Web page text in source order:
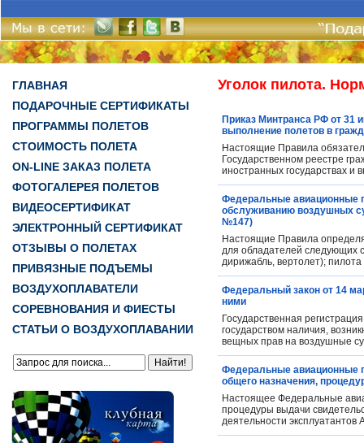
ГЛАВНАЯ
ПОДАРОЧНЫЕ СЕРТИФИКАТЫ
ПРОГРАММЫ ПОЛЕТОВ
СТОИМОСТЬ ПОЛЕТА
ON-LINE ЗАКАЗ ПОЛЕТА
ФОТОГАЛЕРЕЯ ПОЛЕТОВ
ВИДЕОСЕРТИФИКАТ
ЭЛЕКТРОННЫЙ СЕРТИФИКАТ
ОТЗЫВЫ О ПОЛЕТАХ
ПРИВЯЗНЫЕ ПОДЪЕМЫ
ВОЗДУХОПЛАВАТЕЛИ
СОРЕВНОВАНИЯ И ФИЕСТЫ
СТАТЬИ О ВОЗДУХОПЛАВАНИИ
Уголок пилота.
Приказ Минтранса РФ от 31
выполнение полетов в
Настоящие Правила
Государственном реестре
иностранных государствах и
Федеральные авиационные
обслуживанию воздушных
№147)
Настоящие Правила
для обладателей следующих
дирижабль, вертолет); пилота
Федеральный закон от 14
ними
Государственная
государством наличия,
вещных прав на воздушные
Федеральные авиационные
общего назначения,
Настоящее Федеральные
процедуры выдачи
деятельности эксплуатантов